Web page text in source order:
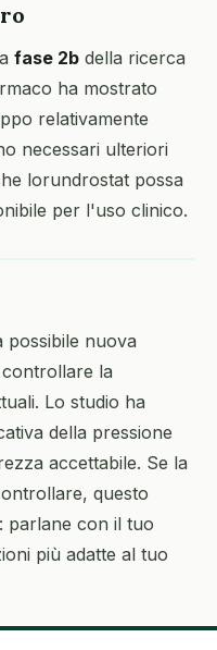
fase 2b della ricerca
ha mostrato
relativamente
necessari ulteriori
lorundrostat possa
per l'uso clinico.
nuova
la
Lo studio ha
della pressione
accettabile. Se la
questo
parlane con il tuo
più adatte al tuo